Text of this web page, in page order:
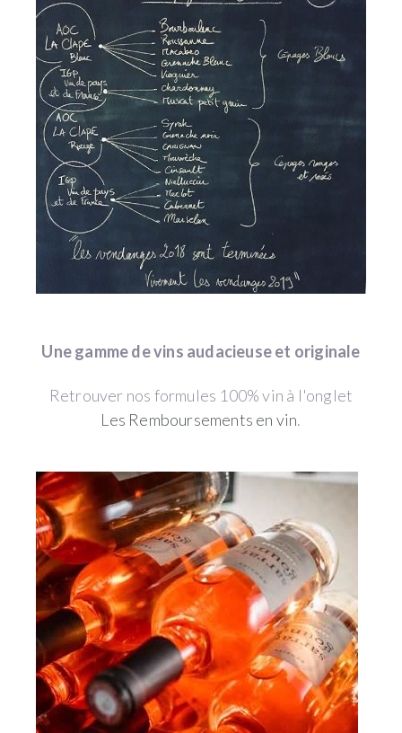
Une gamme de vins audacieuse et originale
Retrouver nos formules 100% vin à l'onglet
Les Remboursements en vin.